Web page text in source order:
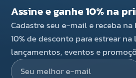
Assine e ganhe 10% na
Cadastre seu e-mail e receba
10% de desconto para estrear
lançamentos, eventos e